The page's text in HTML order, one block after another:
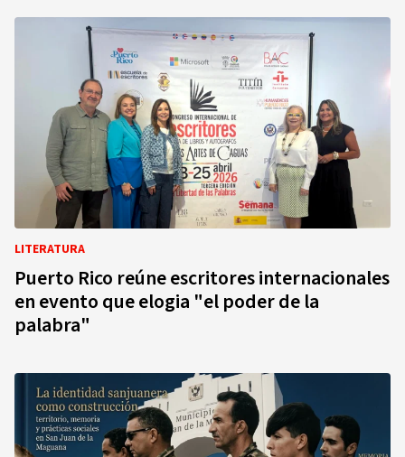
LITERATURA
Puerto Rico reúne escritores internacionales
en evento que elogia "el poder de la
palabra"